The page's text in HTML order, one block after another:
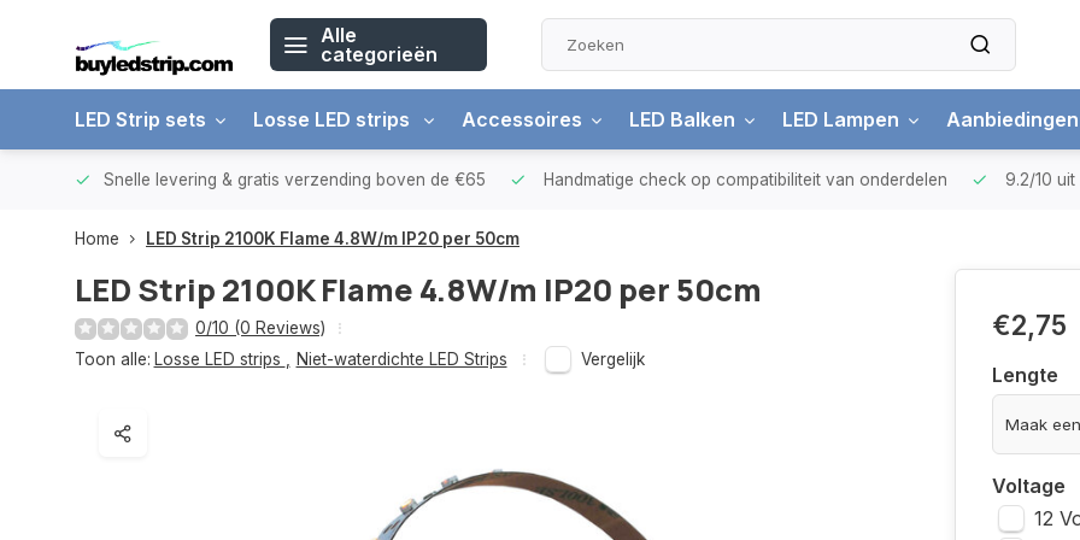
Alle
categorieën
LED Strip sets Losse LED strips Accessoires LED Balken LED Lampen Aanbiedingen
Snelle levering & gratis verzending boven de €65 Handmatige check op compatibiliteit van onderdelen 9.2/10 uit
Home LED Strip 2100K Flame 4.8W/m IP20 per 50cm
LED Strip 2100K Flame 4.8W/m IP20 per 50cm
0/10 (0 Reviews)
Toon alle: Losse LED strips Niet-waterdichte LED Strips Vergelijk
€2,75
Lengte
Voltage
12